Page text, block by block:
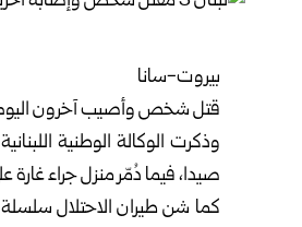
بيروت-سانا
قتل شخص وأصيب آخرون اليوم
وذكرت الوكالة الوطنية
صيدا، فيما دُمّر منزل جراء
كما شن طيران الاحتلال سلسلة